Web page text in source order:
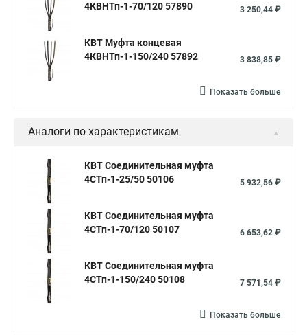
4КВНТп-1-70/120 57890
3 250,44 ₽
КВТ Муфта концевая
4КВНТп-1-150/240 57892
3 838,85 ₽
Показать больше
Аналоги по характеристикам
КВТ Соединительная муфта
4СТп-1-25/50 50106
5 932,56 ₽
КВТ Соединительная муфта
4СТп-1-70/120 50107
6 653,62 ₽
КВТ Соединительная муфта
4СТп-1-150/240 50108
7 571,54 ₽
Показать больше